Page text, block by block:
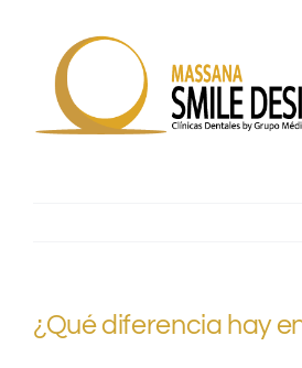
content
¿Qué diferencia hay